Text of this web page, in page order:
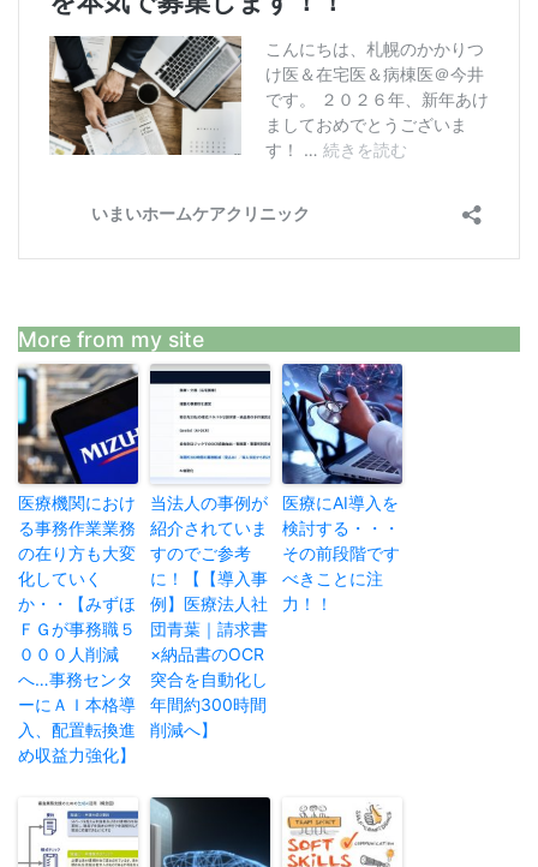
More from my site
医療機関におけ
る事務作業業務
の在り方も大変
化していく
か・・【みずほ
ＦＧが事務職５
０００人削減
へ…事務センタ
ーにＡＩ本格導
入、配置転換進
め収益力強化】
当法人の事例が
紹介されていま
すのでご参考
に！【【導入事
例】医療法人社
団青葉｜請求書
×納品書のOCR
突合を自動化し
年間約300時間
削減へ】
医療にAI導入を
検討する・・・
その前段階です
べきことに注
力！！